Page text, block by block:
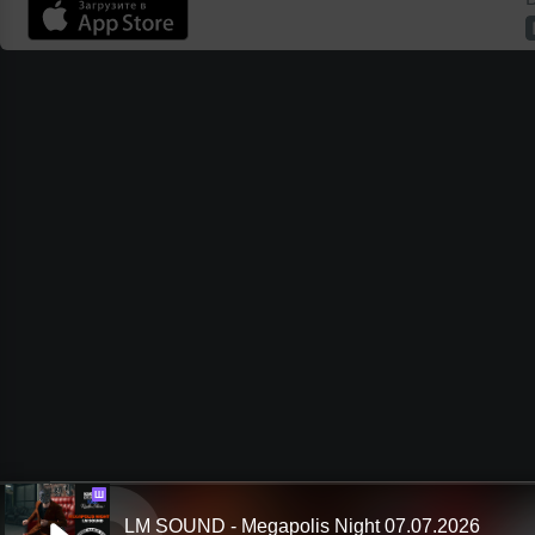
Ш
LM SOUND - Megapolis Night 07.07.2026